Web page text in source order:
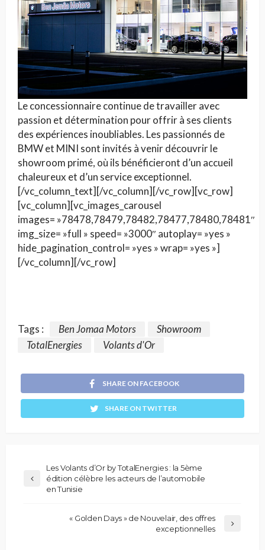
Le concessionnaire continue de travailler avec
passion et détermination pour offrir à ses clients
des expériences inoubliables. Les passionnés de
BMW et MINI sont invités à venir découvrir le
showroom primé, où ils bénéficieront d’un accueil
chaleureux et d’un service exceptionnel.
[/vc_column_text][/vc_column][/vc_row][vc_row]
[vc_column][vc_images_carousel
images= »78478,78479,78482,78477,78480,78481″
img_size= »full » speed= »3000″ autoplay= »yes »
hide_pagination_control= »yes » wrap= »yes »]
[/vc_column][/vc_row]
Tags : Ben Jomaa Motors
Showroom
TotalEnergies
Volants d'Or
SHARE ON FACEBOOK
SHARE ON TWITTER
Les Volants d’Or by TotalEnergies : la 5ème
édition célèbre les acteurs de l’automobile
en Tunisie
« Golden Days » de Nouvelair, des offres
exceptionnelles